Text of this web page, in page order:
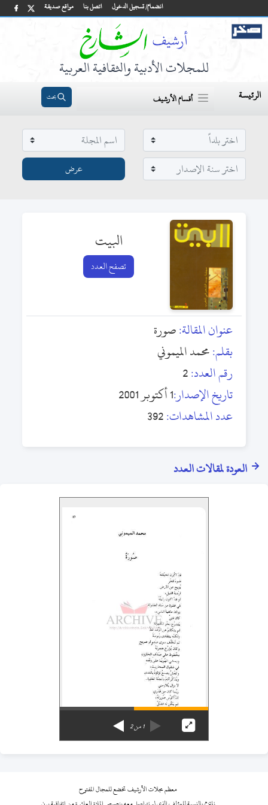
مواقع صديقة اتصل بنا انضمام/ تسجيل الدخول
للمجلات الأدبية والثقافية العربية
الرئيسة أقسام الأرشيف بحث
البيت
تصفح العدد
عنوان المقالة:صورة
بقلم:محمد الميموني
رقم العدد:2
تاريخ الإصدار:1 أكتوبر 2001
عدد المشاهدات:392
العودة لمقالات العدد
1من2
معظم مجلات الأرشيف تخضع للمجال المفتوح